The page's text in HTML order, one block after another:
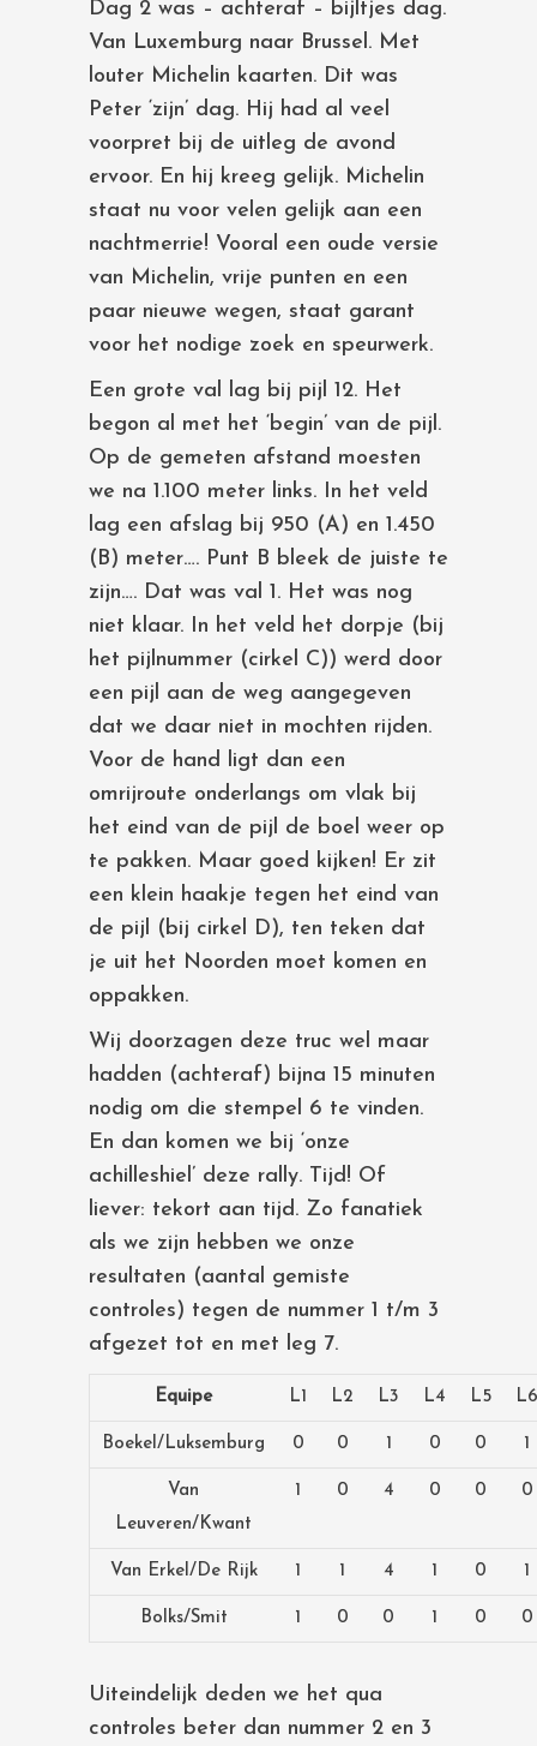
Dag 2 was – achteraf – bijltjes dag.
Van Luxemburg naar Brussel. Met
louter Michelin kaarten. Dit was
Peter ‘zijn’ dag. Hij had al veel
voorpret bij de uitleg de avond
ervoor. En hij kreeg gelijk. Michelin
staat nu voor velen gelijk aan een
nachtmerrie! Vooral een oude versie
van Michelin, vrije punten en een
paar nieuwe wegen, staat garant
voor het nodige zoek en speurwerk.
Een grote val lag bij pijl 12. Het
begon al met het ‘begin’ van de pijl.
Op de gemeten afstand moesten
we na 1.100 meter links. In het veld
lag een afslag bij 950 (A) en 1.450
(B) meter…. Punt B bleek de juiste te
zijn…. Dat was val 1. Het was nog
niet klaar. In het veld het dorpje (bij
het pijlnummer (cirkel C)) werd door
een pijl aan de weg aangegeven
dat we daar niet in mochten rijden.
Voor de hand ligt dan een
omrijroute onderlangs om vlak bij
het eind van de pijl de boel weer op
te pakken. Maar goed kijken! Er zit
een klein haakje tegen het eind van
de pijl (bij cirkel D), ten teken dat
je uit het Noorden moet komen en
oppakken.
Wij doorzagen deze truc wel maar
hadden (achteraf) bijna 15 minuten
nodig om die stempel 6 te vinden.
En dan komen we bij ‘onze
achilleshiel’ deze rally. Tijd! Of
liever: tekort aan tijd. Zo fanatiek
als we zijn hebben we onze
resultaten (aantal gemiste
controles) tegen de nummer 1 t/m 3
afgezet tot en met leg 7.
Equipe L1 L2 L3 L4 L5 L6
Boekel/Luksemburg 0 0 1 0 0 1
Van
Leuveren/Kwant
1 0 4 0 0 0
Van Erkel/De Rijk 1 1 4 1 0 1
Bolks/Smit 1 0 0 1 0 0
Uiteindelijk deden we het qua
controles beter dan nummer 2 en 3